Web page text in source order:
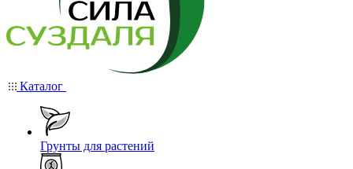
Каталог
Грунты для растений